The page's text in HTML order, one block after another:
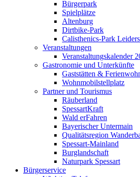
Bürgerpark
Spielplätze
Altenburg
Dirtbike-Park
Calisthenics-Park
Veranstaltungen
Veranstaltungskalender
Gastronomie und Unterkünfte
Gaststätten &
Wohnmobilstellplatz
Partner und Tourismus
Räuberland
SpessartKraft
Wald erFahren
Bayerischer Untermain
Qualitätsregion
Spessart-Mainland
Burglandschaft
Naturpark Spessart
Bürgerservice